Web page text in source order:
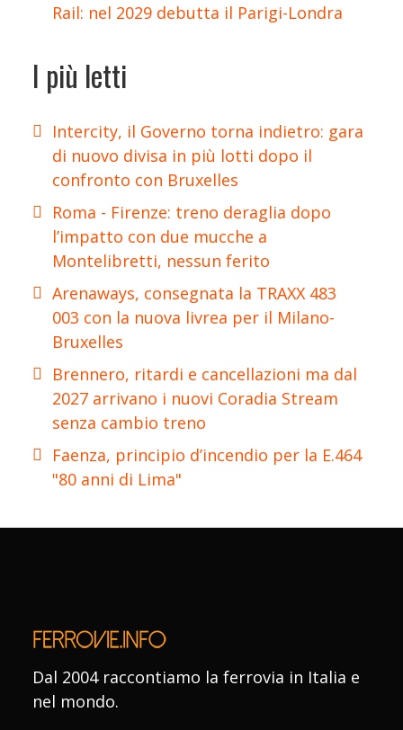
Rail: nel 2029 debutta il Parigi-Londra
I più letti
Intercity, il Governo torna indietro: gara
di nuovo divisa in più lotti dopo il
confronto con Bruxelles
Roma - Firenze: treno deraglia dopo
l’impatto con due mucche a
Montelibretti, nessun ferito
Arenaways, consegnata la TRAXX 483
003 con la nuova livrea per il Milano-
Bruxelles
Brennero, ritardi e cancellazioni ma dal
2027 arrivano i nuovi Coradia Stream
senza cambio treno
Faenza, principio d’incendio per la E.464
"80 anni di Lima"
Dal 2004 raccontiamo la ferrovia in Italia e
nel mondo.